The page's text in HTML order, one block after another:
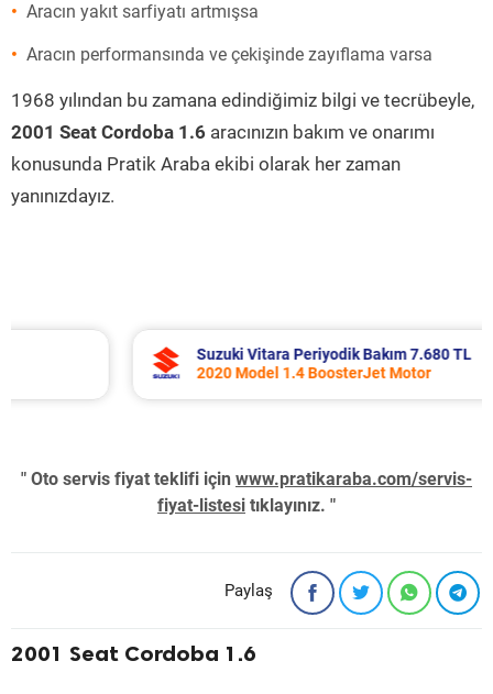
Aracın yakıt sarfiyatı artmışsa
Aracın performansında ve çekişinde zayıflama varsa
1968 yılından bu zamana edindiğimiz bilgi ve tecrübeyle,
2001 Seat Cordoba 1.6 aracınızın bakım ve onarımı
konusunda Pratik Araba ekibi olarak her zaman
yanınızdayız.
Suzuki Vitara Periyodik Bakım 7.680 TL
2020 Model 1.4 BoosterJet Motor
" Oto servis fiyat teklifi için www.pratikaraba.com/servis-
fiyat-listesi tıklayınız. "
Paylaş
2001 Seat Cordoba 1.6